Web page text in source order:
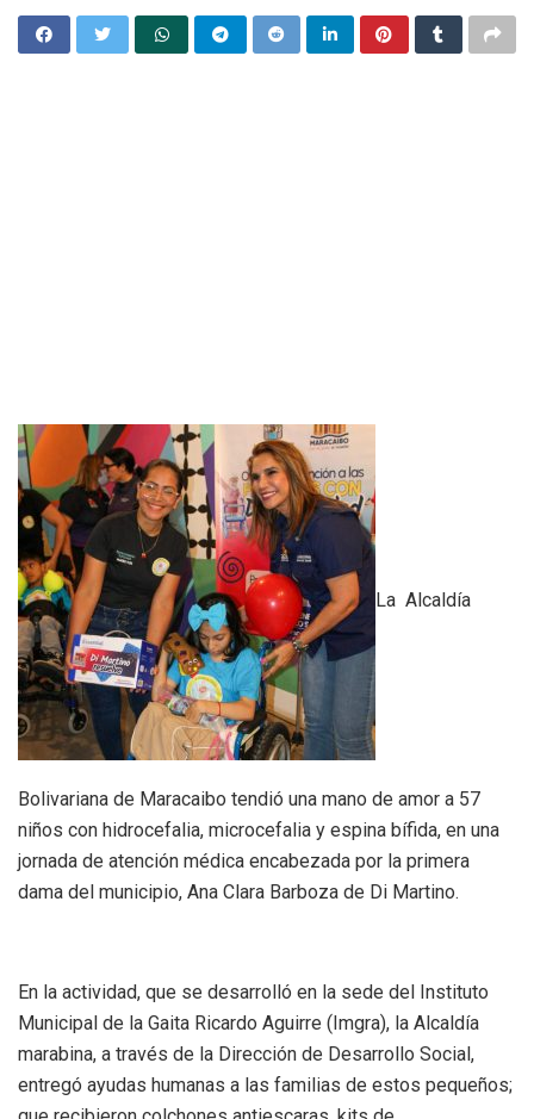
La Alcaldía
Bolivariana de Maracaibo tendió una mano de amor a 57
niños con hidrocefalia, microcefalia y espina bífida, en una
jornada de atención médica encabezada por la primera
dama del municipio, Ana Clara Barboza de Di Martino.
En la actividad, que se desarrolló en la sede del Instituto
Municipal de la Gaita Ricardo Aguirre (Imgra), la Alcaldía
marabina, a través de la Dirección de Desarrollo Social,
entregó ayudas humanas a las familias de estos pequeños;